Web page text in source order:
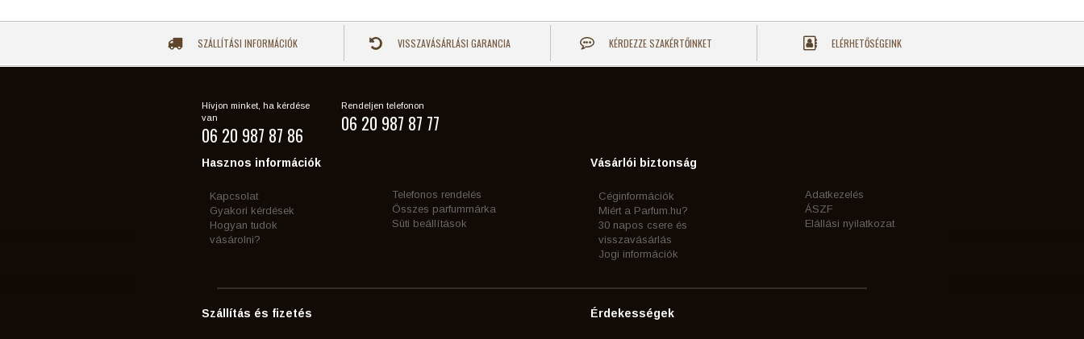
SZÁLLÍTÁSI INFORMÁCIÓK VISSZAVÁSÁRLÁSI GARANCIA KÉRDEZZE SZAKÉRTŐINKET ELÉRHETŐSÉGEINK
Hívjon minket, ha kérdése
van
06 20 987 87 86
Rendeljen telefonon
06 20 987 87 77
Hasznos információk
Kapcsolat
Gyakori kérdések
Hogyan tudok
vásárolni?
Telefonos rendelés
Összes parfummárka
Süti beállítások
Vásárlói biztonság
Céginformációk
Miért a Parfum.hu?
30 napos csere és
visszavásárlás
Jogi információk
Adatkezelés
ÁSZF
Elállási nyilatkozat
Szállítás és fizetés Érdekességek